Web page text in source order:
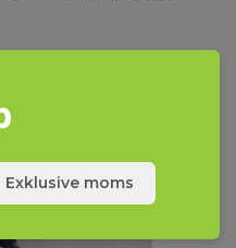
gummiskyddskåpor
i 4XX-serien.
Exklusive moms